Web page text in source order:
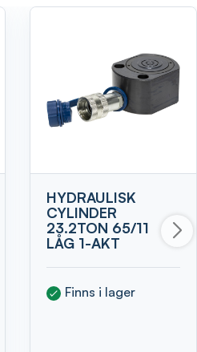
HYDRAULISK
CYLINDER
23.2TON 65/11
LÅG 1-AKT
Finns i lager